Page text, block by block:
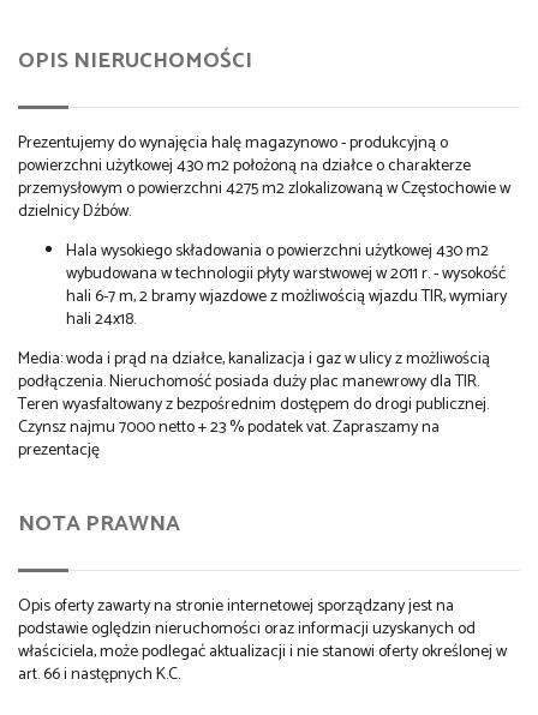
OPIS NIERUCHOMOŚCI
Prezentujemy do wynajęcia halę magazynowo - produkcyjną o
powierzchni użytkowej 430 m2 położoną na działce o charakterze
przemysłowym o powierzchni 4275 m2 zlokalizowaną w Częstochowie w
dzielnicy Dźbów.
Hala wysokiego składowania o powierzchni użytkowej 430 m2
wybudowana w technologii płyty warstwowej w 2011 r. - wysokość
hali 6-7 m, 2 bramy wjazdowe z możliwością wjazdu TIR, wymiary
hali 24x18.
Media: woda i prąd na działce, kanalizacja i gaz w ulicy z możliwością
podłączenia. Nieruchomość posiada duży plac manewrowy dla TIR.
Teren wyasfaltowany z bezpośrednim dostępem do drogi publicznej.
Czynsz najmu 7000 netto + 23 % podatek vat. Zapraszamy na
prezentację
NOTA PRAWNA
Opis oferty zawarty na stronie internetowej sporządzany jest na
podstawie oględzin nieruchomości oraz informacji uzyskanych od
właściciela, może podlegać aktualizacji i nie stanowi oferty określonej w
art. 66 i następnych K.C.